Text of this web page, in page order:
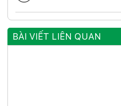
BÀI VIẾT LIÊN QUAN